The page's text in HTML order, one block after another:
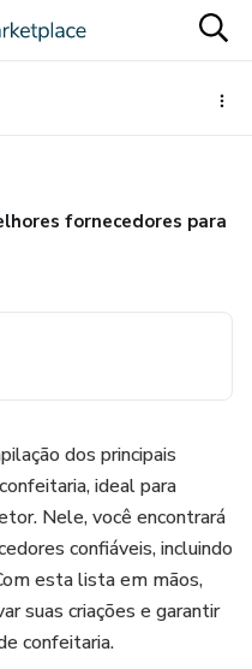
fornecedores para
dos principais
ideal para
Nele, você encontrará
confiáveis, incluindo
esta lista em mãos,
suas criações e garantir
confeitaria.